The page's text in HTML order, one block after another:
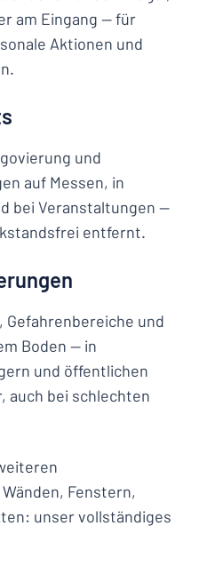
am Eingang — für
Aktionen und
und
auf Messen, in
bei Veranstaltungen —
entfernt.
und
Boden — in
und öffentlichen
auch bei schlechten
Fenstern,
unser vollständiges